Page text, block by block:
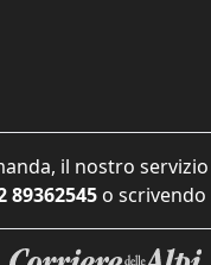
il nostro
89362545 o